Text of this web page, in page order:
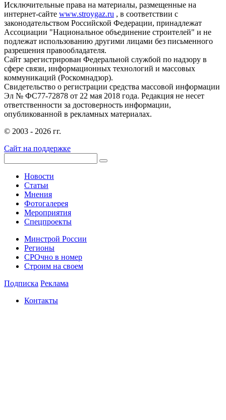
Исключительные права на материалы, размещенные на
интернет-сайте www.stroygaz.ru , в соответствии с
законодательством Российской Федерации, принадлежат
Ассоциации "Национальное объединение строителей" и не
подлежат использованию другими лицами без письменного
разрешения правообладателя.
Сайт зарегистрирован Федеральной службой по надзору в
сфере связи, информационных технологий и массовых
коммуникаций (Роскомнадзор).
Свидетельство о регистрации средства массовой информации
Эл № ФС77-72878 от 22 мая 2018 года. Редакция не несет
ответственности за достоверность информации,
опубликованной в рекламных материалах.
© 2003 - 2026 гг.
Сайт на поддержке
Новости
Статьи
Мнения
Фотогалерея
Мероприятия
Спецпроекты
Минстрой России
Регионы
СРОчно в номер
Строим на своем
Подписка Реклама
Контакты